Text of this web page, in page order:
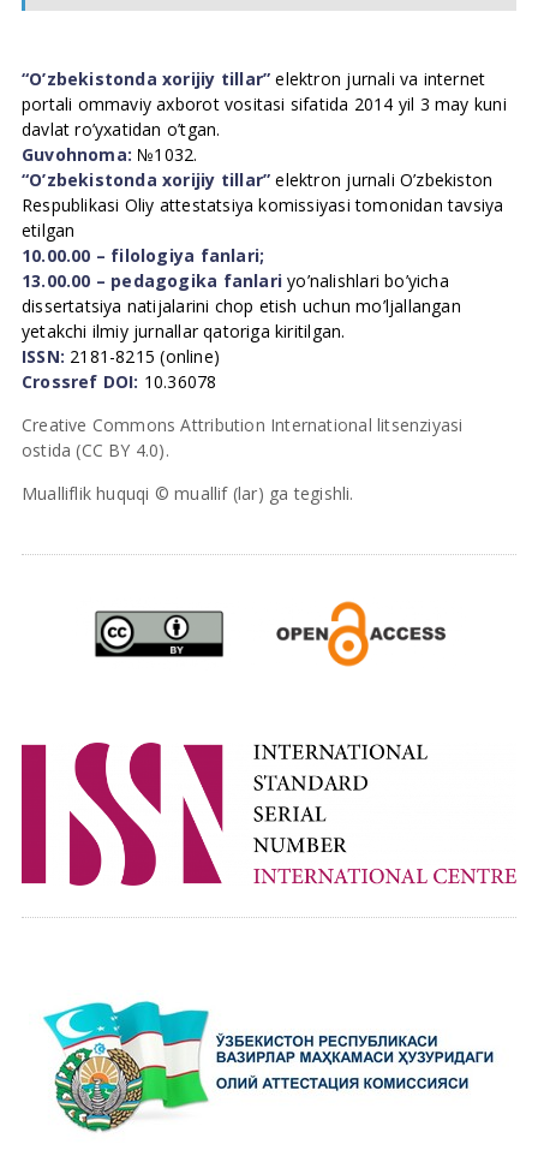
“O’zbekistonda xorijiy tillar” elektron jurnali va internet
portali ommaviy axborot vositasi sifatida 2014 yil 3 may kuni
davlat ro’yxatidan o’tgan.
Guvohnoma: №1032.
“O’zbekistonda xorijiy tillar” elektron jurnali O’zbekiston
Respublikasi Oliy attestatsiya komissiyasi tomonidan tavsiya
etilgan
10.00.00 – filologiya fanlari;
13.00.00 – pedagogika fanlari yo’nalishlari bo’yicha
dissertatsiya natijalarini chop etish uchun mo’ljallangan
yetakchi ilmiy jurnallar qatoriga kiritilgan.
ISSN: 2181-8215 (online)
Crossref DOI: 10.36078
Creative Commons Attribution International litsenziyasi
ostida (CC BY 4.0).
Mualliflik huquqi © muallif (lar) ga tegishli.